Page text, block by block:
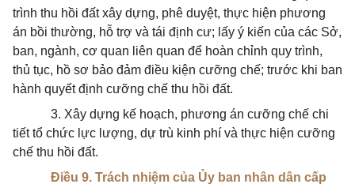
trình thu hồi đất xây dựng, phê duyệt, thực hiện phương
án bồi thường, hỗ trợ và tái định cư; lấy ý kiến của các Sở,
ban, ngành, cơ quan liên quan để hoàn chỉnh quy trình,
thủ tục, hồ sơ bảo đảm điều kiện cưỡng chế; trước khi ban
hành quyết định cưỡng chế thu hồi đất.
3. Xây dựng kế hoạch, phương án cưỡng chế chi
tiết tổ chức lực lượng, dự trù kinh phí và thực hiện cưỡng
chế thu hồi đất.
Điều 9. Trách nhiệm của Ủy ban nhân dân cấp